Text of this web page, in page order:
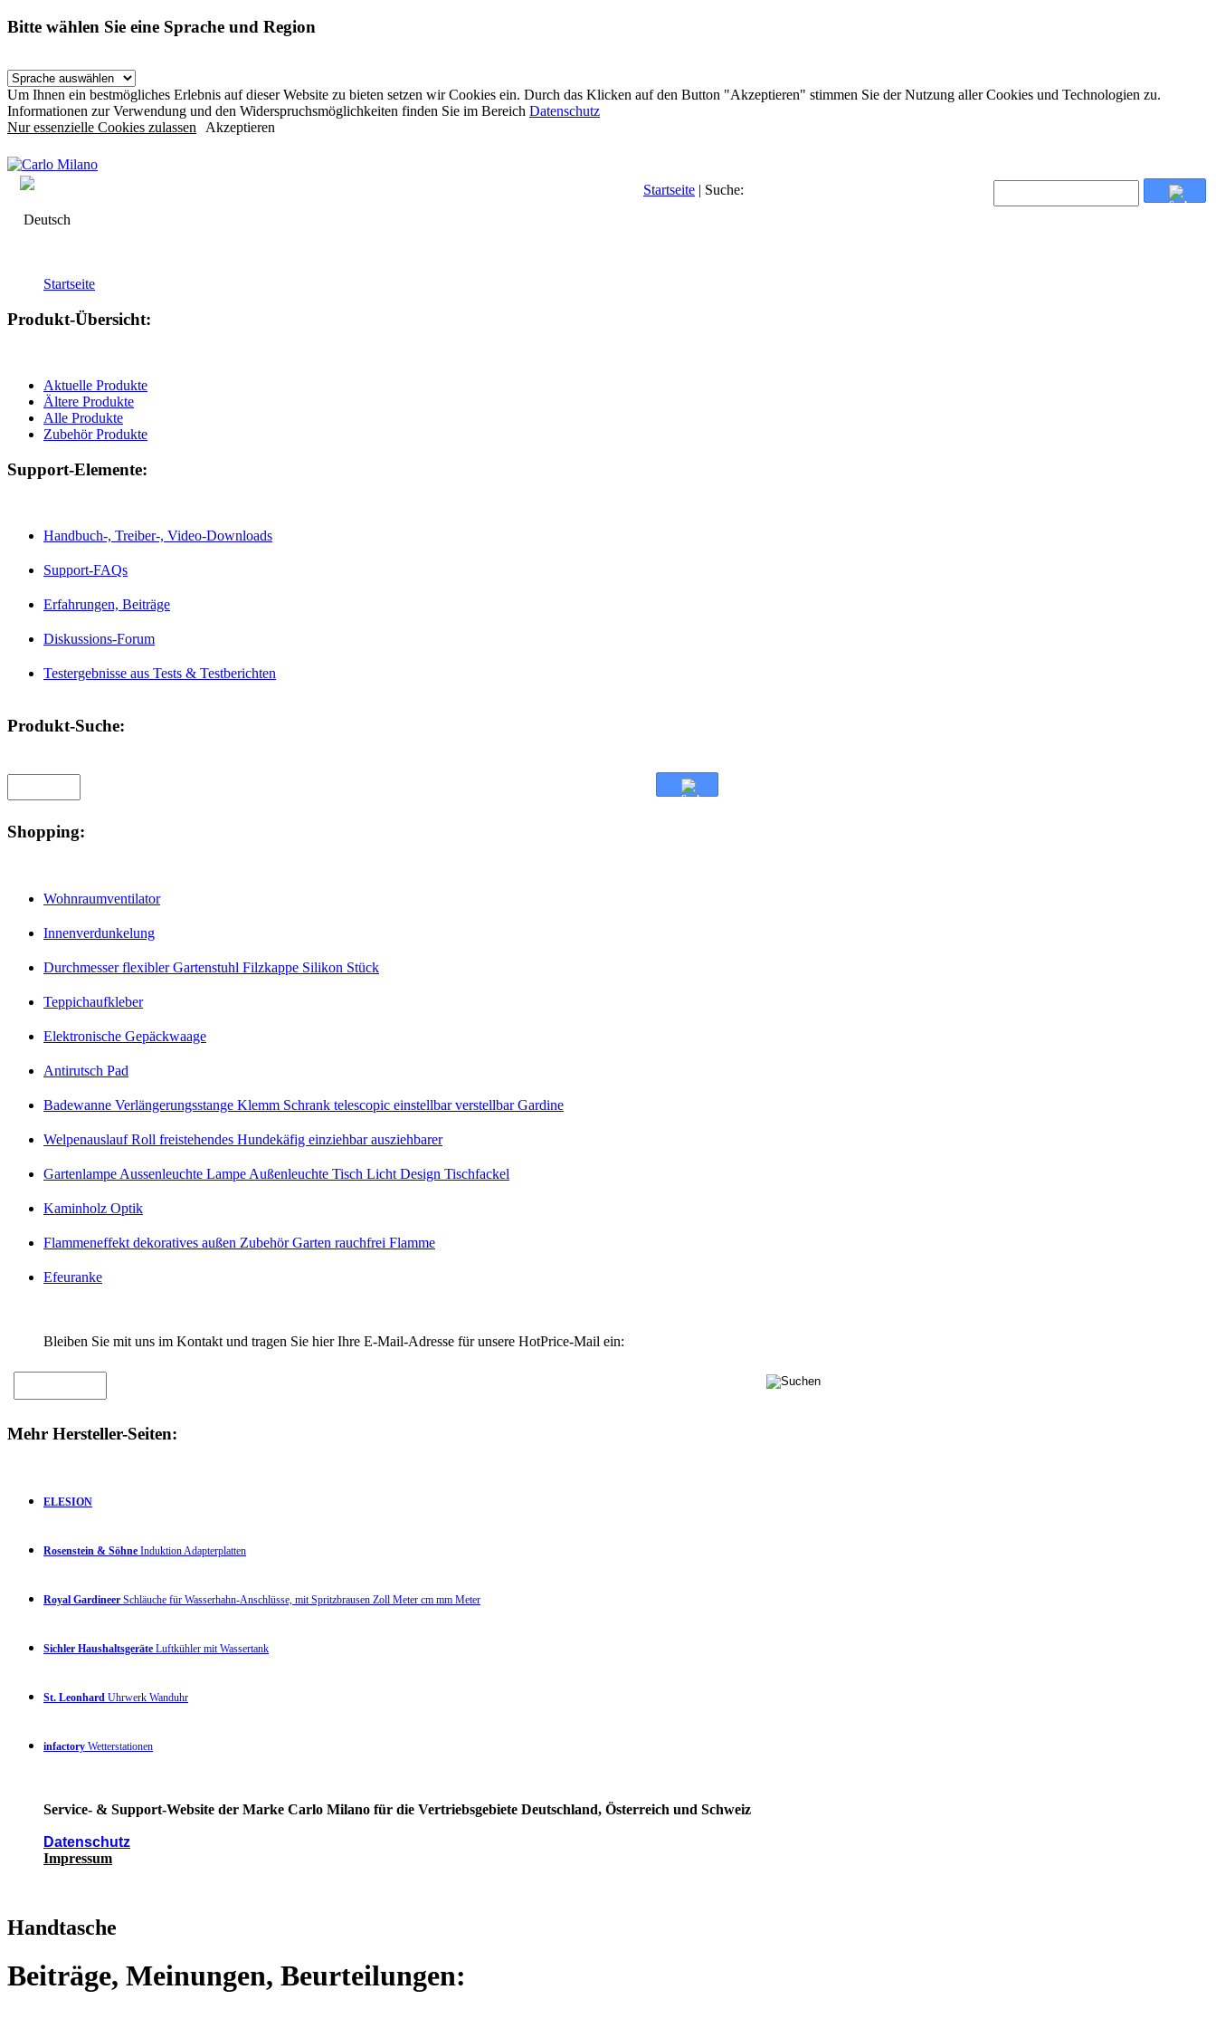
Bitte wählen Sie eine Sprache und Region
Um Ihnen ein bestmögliches Erlebnis auf dieser Website zu bieten setzen wir Cookies ein. Durch das Klicken auf den Button "Akzeptieren" stimmen Sie der Nutzung aller Cookies und Technologien zu.
Informationen zur Verwendung und den Widerspruchsmöglichkeiten finden Sie im Bereich Datenschutz
Nur essenzielle Cookies zulassen Akzeptieren
Deutsch
Startseite | Suche:
Startseite
Produkt-Übersicht:
Aktuelle Produkte
Ältere Produkte
Alle Produkte
Zubehör Produkte
Support-Elemente:
Handbuch-, Treiber-, Video-Downloads
Support-FAQs
Erfahrungen, Beiträge
Diskussions-Forum
Testergebnisse aus Tests & Testberichten
Produkt-Suche:
Shopping:
Wohnraumventilator
Innenverdunkelung
Durchmesser flexibler Gartenstuhl Filzkappe Silikon Stück
Teppichaufkleber
Elektronische Gepäckwaage
Antirutsch Pad
Badewanne Verlängerungsstange Klemm Schrank telescopic einstellbar verstellbar Gardine
Welpenauslauf Roll freistehendes Hundekäfig einziehbar ausziehbarer
Gartenlampe Aussenleuchte Lampe Außenleuchte Tisch Licht Design Tischfackel
Kaminholz Optik
Flammeneffekt dekoratives außen Zubehör Garten rauchfrei Flamme
Efeuranke
Bleiben Sie mit uns im Kontakt und tragen Sie hier Ihre E-Mail-Adresse für unsere HotPrice-Mail ein:
Mehr Hersteller-Seiten:
ELESION
Rosenstein & Söhne Induktion Adapterplatten
Royal Gardineer Schläuche für Wasserhahn-Anschlüsse, mit Spritzbrausen Zoll Meter cm mm Meter
Sichler Haushaltsgeräte Luftkühler mit Wassertank
St. Leonhard Uhrwerk Wanduhr
infactory Wetterstationen
Service- & Support-Website der Marke Carlo Milano für die Vertriebsgebiete Deutschland, Österreich und Schweiz
Datenschutz
Impressum
Handtasche
Beiträge, Meinungen, Beurteilungen: